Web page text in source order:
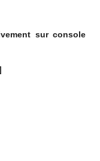
sur console